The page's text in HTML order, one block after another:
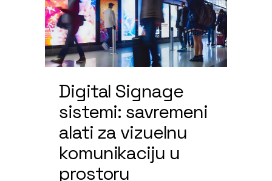
Digital Signage
sistemi: savremeni
alati za vizuelnu
komunikaciju u
prostoru